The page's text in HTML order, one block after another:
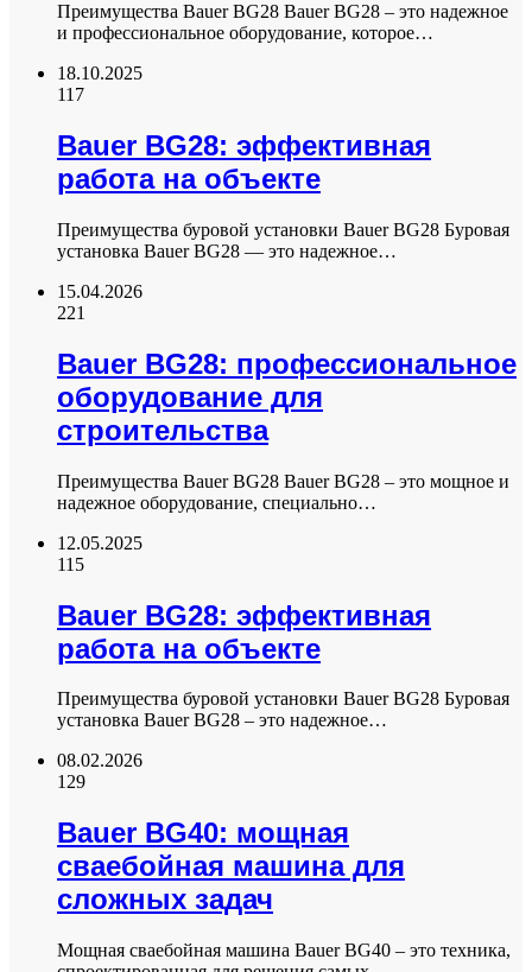
Преимущества Bauer BG28 Bauer BG28 – это надежное
и профессиональное оборудование, которое…
18.10.2025
117
Bauer BG28: эффективная
работа на объекте
Преимущества буровой установки Bauer BG28 Буровая
установка Bauer BG28 — это надежное…
15.04.2026
221
Bauer BG28: профессиональное
оборудование для
строительства
Преимущества Bauer BG28 Bauer BG28 – это мощное и
надежное оборудование, специально…
12.05.2025
115
Bauer BG28: эффективная
работа на объекте
Преимущества буровой установки Bauer BG28 Буровая
установка Bauer BG28 – это надежное…
08.02.2026
129
Bauer BG40: мощная
сваебойная машина для
сложных задач
Мощная сваебойная машина Bauer BG40 – это техника,